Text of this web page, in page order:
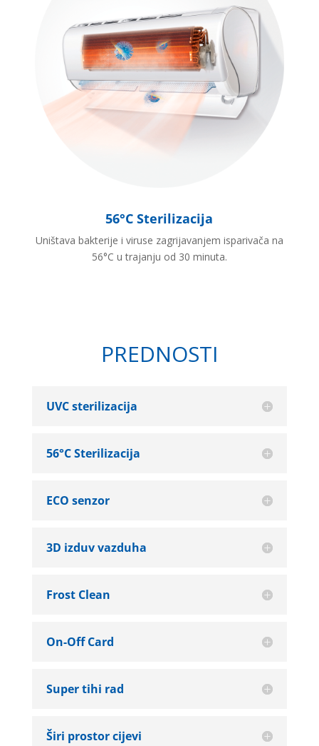
56°C Sterilizacija
Uništava bakterije i viruse zagrijavanjem isparivača na
56°C u trajanju od 30 minuta.
PREDNOSTI
UVC sterilizacija
56°C Sterilizacija
ECO senzor
3D izduv vazduha
Frost Clean
On-Off Card
Super tihi rad
Širi prostor cijevi